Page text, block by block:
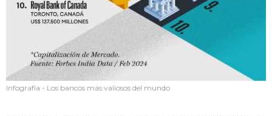
Infografía - Los bancos más valiosos del mundo